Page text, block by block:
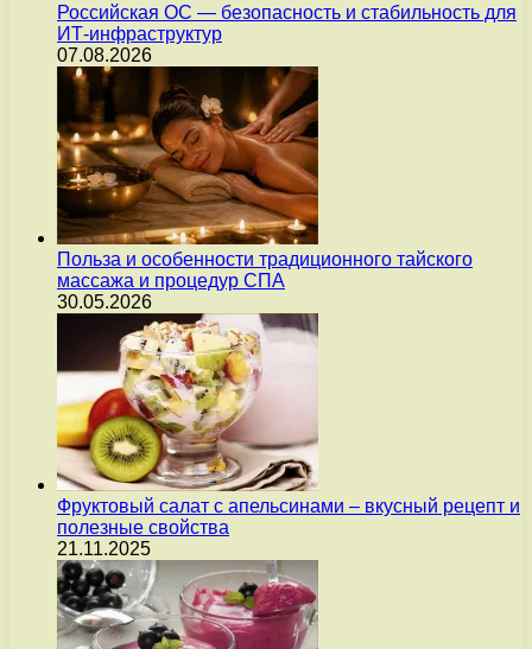
Российская ОС — безопасность и стабильность для
ИТ-инфраструктур
07.08.2026
Польза и особенности традиционного тайского
массажа и процедур СПА
30.05.2026
Фруктовый салат с апельсинами – вкусный рецепт и
полезные свойства
21.11.2025